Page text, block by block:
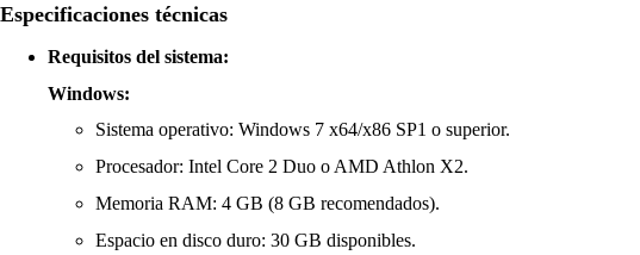
Especificaciones técnicas
Requisitos del sistema:
Windows:
Sistema operativo: Windows 7 x64/x86 SP1 o superior.
Procesador: Intel Core 2 Duo o AMD Athlon X2.
Memoria RAM: 4 GB (8 GB recomendados).
Espacio en disco duro: 30 GB disponibles.